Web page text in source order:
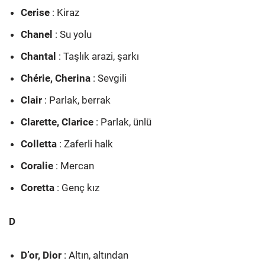
Cerise : Kiraz
Chanel : Su yolu
Chantal : Taşlık arazi, şarkı
Chérie, Cherina : Sevgili
Clair : Parlak, berrak
Clarette, Clarice : Parlak, ünlü
Colletta : Zaferli halk
Coralie : Mercan
Coretta : Genç kız
D
D’or, Dior : Altın, altından